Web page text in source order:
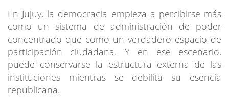
En Jujuy, la democracia empieza a percibirse más
como un sistema de administración de poder
concentrado que como un verdadero espacio de
participación ciudadana. Y en ese escenario,
puede conservarse la estructura externa de las
instituciones mientras se debilita su esencia
republicana.